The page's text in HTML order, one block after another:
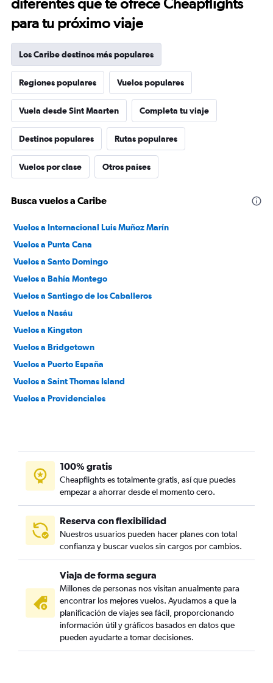
para tu próximo viaje
Los Caribe destinos más populares
Regiones populares Vuelos populares
Vuela desde Sint Maarten Completa tu viaje
Destinos populares Rutas populares
Vuelos por clase Otros países
Busca vuelos a Caribe
Vuelos a Internacional Luis Muñoz Marín
Vuelos a Punta Cana
Vuelos a Santo Domingo
Vuelos a Bahía Montego
Vuelos a Santiago de los Caballeros
Vuelos a Nasáu
Vuelos a Kingston
Vuelos a Bridgetown
Vuelos a Puerto España
Vuelos a Saint Thomas Island
Vuelos a Providenciales
Vuelos a Cabo Haitiano
Vuelos a Ponce
Vuelos a Georgetown
Vuelos a La Romana
Vuelos a Puerto Príncipe
Vuelos a Ocho Ríos
Vuelos a Negril
Vuelos a Newcastle
Vuelos a Cayo Coco
Vuelos a La Habana
Vuelos a Holguín
100% gratis
Cheapflights es totalmente gratis, así que puedes
empezar a ahorrar desde el momento cero.
Reserva con flexibilidad
Nuestros usuarios pueden hacer planes con total
confianza y buscar vuelos sin cargos por cambios.
Viaja de forma segura
Millones de personas nos visitan anualmente para
encontrar los mejores vuelos. Ayudamos a que la
planificación de viajes sea fácil, proporcionando
información útil y gráficos basados en datos que
pueden ayudarte a tomar decisiones.